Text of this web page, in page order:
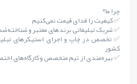
چرا ما؟
✅ کیفیت را فدای قیمت نمی‌کنیم
✅ شریک تبلیغاتی برندهای معتبر و
✅ تخصص در چاپ و اجرای استیکرهای
کشور
✅ بهره‌مندی از تیم متخصص و کارگاه‌های